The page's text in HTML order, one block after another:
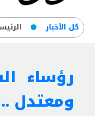
کل‌ الأخبار
رؤساء
ومعتدل ..